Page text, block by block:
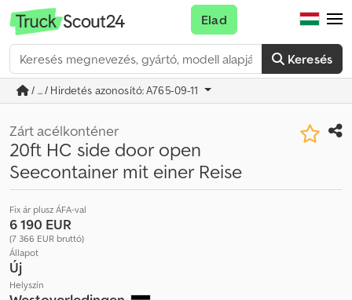
Keresés
Elad
/ ... / Hirdetés azonosító: A765-09-11
Zárt acélkonténer
20ft HC side door open
Seecontainer mit einer Reise
Fix ár plusz ÁFA-val
6 190 EUR
(7 366 EUR bruttó)
Állapot
Új
Helyszín